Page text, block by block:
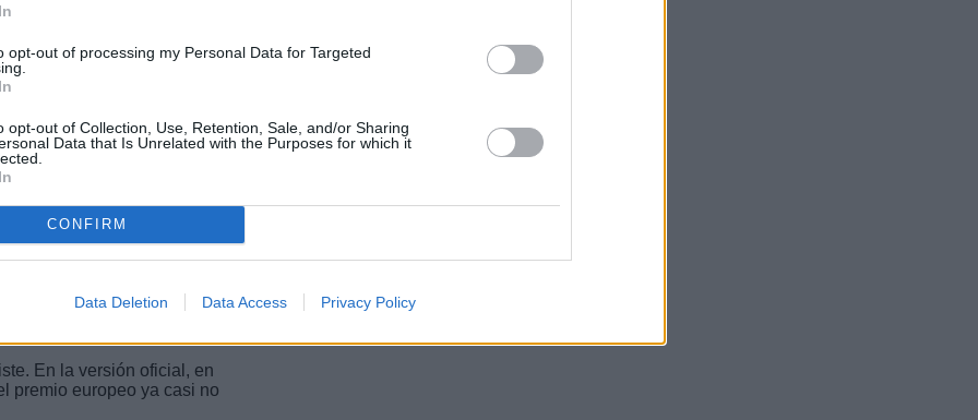
opt-out of processing my Personal Data for Targeted
opt-out of Collection, Use, Retention, Sale, and/or Sharing
Data that Is Unrelated with the Purposes for which it
CONFIRM
Data Deletion Data Access Privacy Policy
más preocupación que
de que la mejora va ligada a
interminable, como la de
años en ese estado
pista de pádel, anunciada y
de nuevo a finales del mismo
en un proyecto que luce, y
desde el ámbito local,
fruto de la gestión
que no avanzan mientras
con una paciencia infinita.
y oportunidades que,
En la versión oficial, en
premio europeo ya casi no